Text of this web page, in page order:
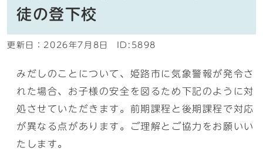
徒の登下校
更新日： 2026年7月8日 ID:5898
みだしのことについて、姫路市に気象警報が発令さ
れた場合、お子様の安全を図るため下記のように対
処させていただきます。前期課程と後期課程で対応
が異なる点があります。ご理解とご協力をお願いい
たします。